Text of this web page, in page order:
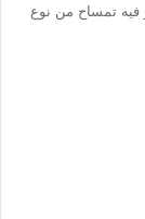
ظهر فيه تمساح من نوع